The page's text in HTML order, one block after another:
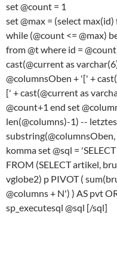
set @count = 1
set @max = (select max(id)
while (@count <= @max)
from @t where id =
cast(@current as
@columnsOben + '[' +
[' + cast(@current as
@count+1 end set
len(@columns)-1) --
komma set @sql =
FROM (SELECT artikel,
vglobe2) p PIVOT (
@columns + N') ) AS pvt
sp_executesql @sql [/sql]